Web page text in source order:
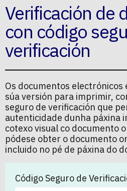
Verificación de
con código
verificación
Os documentos electrónicos
súa versión para imprimir,
seguro de verificación que
autenticidade dunha páxina
cotexo visual co documento
pódese obter o documento
incluido no pé de páxina do
Código Seguro de